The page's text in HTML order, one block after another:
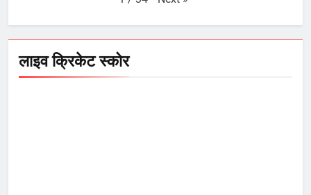
लाइव क्रिकेट स्कोर